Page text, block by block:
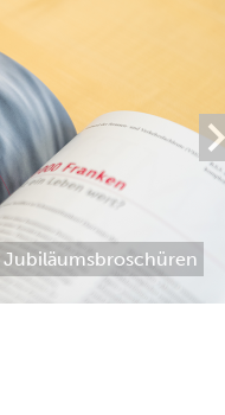
Jubiläumsbroschüren